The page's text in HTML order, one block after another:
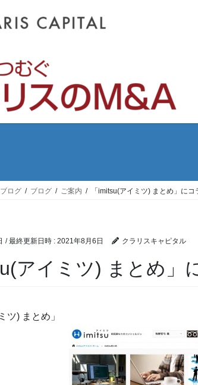
ログ ブログ ご案内 「imitsu(アイミツ) まとめ」にコ
/ 最終更新日時 : 2021年8月6日 クラリスキャピタル
アイミツ) まとめ」
ツ) まとめ」